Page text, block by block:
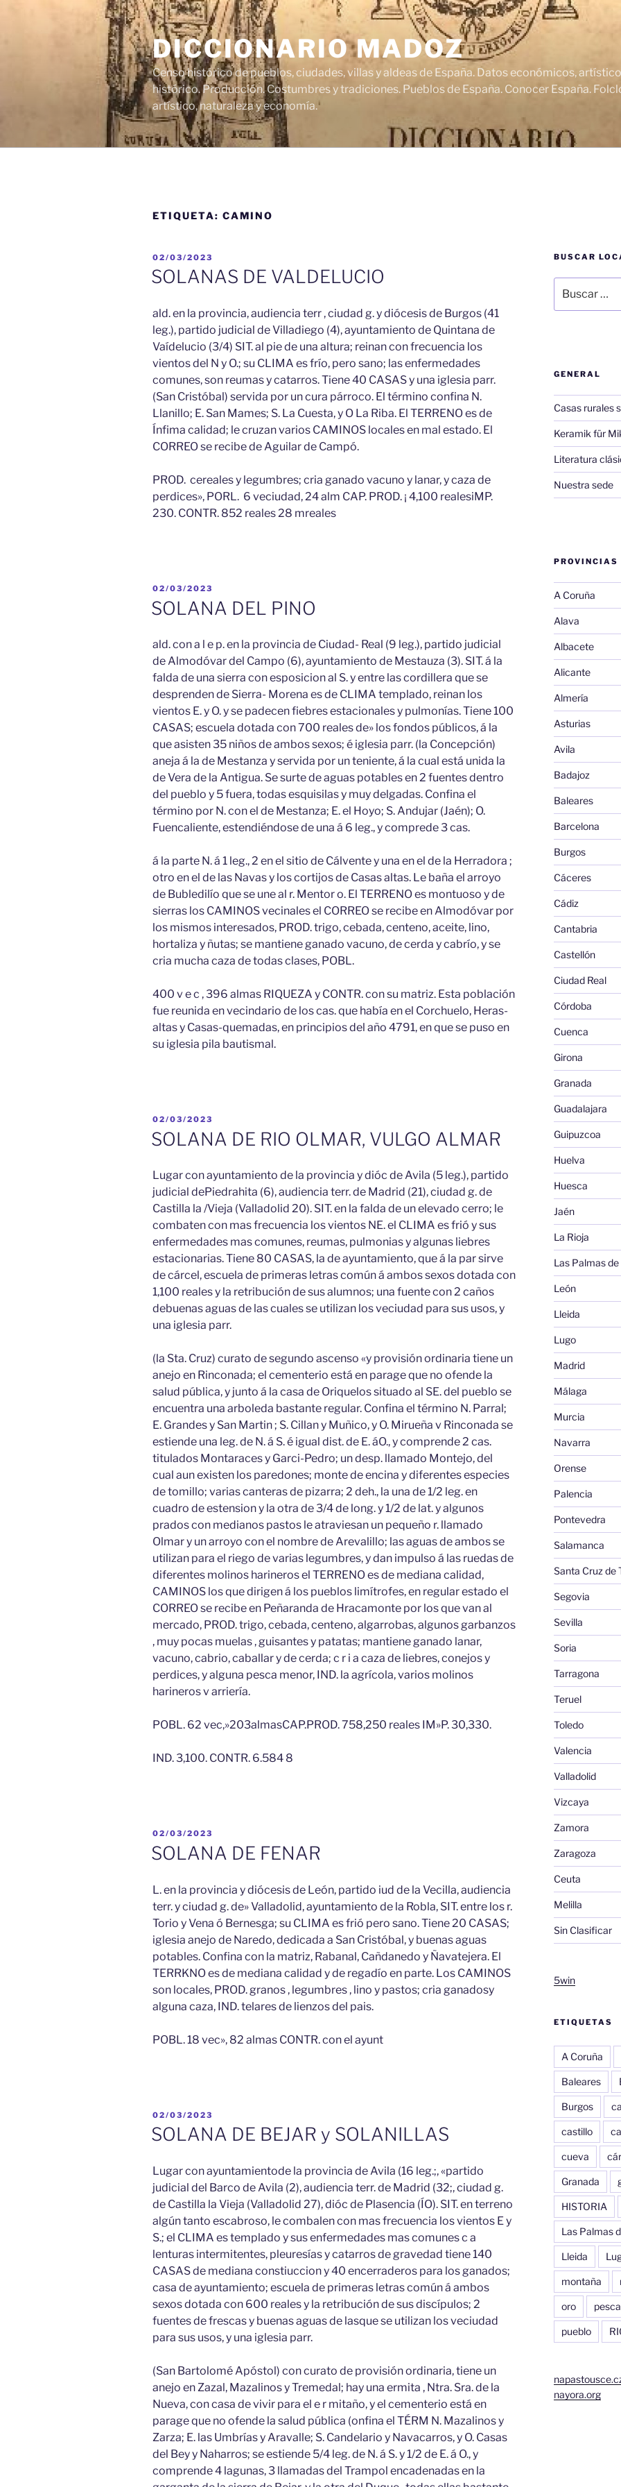
DICCIONARIO MADOZ
Censo histórico de pueblos, ciudades, villas y aldeas de España. Datos económicos,
histórico. Producción. Costumbres y tradiciones. Pueblos de España. Conocer España.
artístico, naturaleza y economía.
ETIQUETA: CAMINO
PUBLICADO
EL
02/03/2023
SOLANAS DE VALDELUCIO
ald. en la provincia, audiencia terr , ciudad g. y diócesis de Burgos (41
leg.), partido judicial de Villadiego (4), ayuntamiento de Quintana de
Vaídelucio (3/4) SIT. al pie de una altura; reinan con frecuencia los
vientos del N y O.; su CLIMA es frío, pero sano; las enfermedades
comunes, son reumas y catarros. Tiene 40 CASAS y una iglesia parr.
(San Cristóbal) servida por un cura párroco. El término confina N.
Llanillo; E. San Mames; S. La Cuesta, y O La Riba. El TERRENO es de
Ínfima calidad; le cruzan varios CAMINOS locales en mal estado. El
CORREO se recibe de Aguilar de Campó.
PROD. cereales y legumbres; cria ganado vacuno y lanar, y caza de
perdices», PORL. 6 veciudad, 24 alm CAP. PROD. ¡ 4,100 realesiMP.
230. CONTR. 852 reales 28 mreales
PUBLICADO
02/03/2023
SOLANA DEL PINO
ald. con a l e p. en la provincia de Ciudad- Real (9 leg.), partido judicial
de Almodóvar del Campo (6), ayuntamiento de Mestauza (3). SIT. á la
falda de una sierra con esposicion al S. y entre las cordillera que se
desprenden de Sierra- Morena es de CLIMA templado, reinan los
vientos E. y O. y se padecen fiebres estacionales y pulmonías. Tiene 100
CASAS; escuela dotada con 700 reales de» los fondos públicos, á la
que asisten 35 niños de ambos sexos; é iglesia parr. (la Concepción)
aneja á la de Mestanza y servida por un teniente, á la cual está unida la
de Vera de la Antigua. Se surte de aguas potables en 2 fuentes dentro
del pueblo y 5 fuera, todas esquisilas y muy delgadas. Confina el
término por N. con el de Mestanza; E. el Hoyo; S. Andujar (Jaén); O.
Fuencaliente, estendiéndose de una á 6 leg., y comprede 3 cas.
á la parte N. á 1 leg., 2 en el sitio de Cálvente y una en el de la Herradora ;
otro en el de las Navas y los cortijos de Casas altas. Le baña el arroyo
de Bubledilío que se une al r. Mentor o. El TERRENO es montuoso y de
sierras los CAMINOS vecinales el CORREO se recibe en Almodóvar por
los mismos interesados, PROD. trigo, cebada, centeno, aceite, lino,
hortaliza y ñutas; se mantiene ganado vacuno, de cerda y cabrío, y se
cria mucha caza de todas clases, POBL.
400 v e c , 396 almas RIQUEZA y CONTR. con su matriz. Esta población
fue reunida en vecindario de los cas. que había en el Corchuelo, Heras-
altas y Casas-quemadas, en principios del año 4791, en que se puso en
su iglesia pila bautismal.
PUBLICADO
EL
02/03/2023
SOLANA DE RIO OLMAR, VULGO ALMAR
Lugar con ayuntamiento de la provincia y dióc de Avila (5 leg.), partido
judicial dePiedrahita (6), audiencia terr. de Madrid (21), ciudad g. de
Castilla la /Vieja (Valladolid 20). SIT. en la falda de un elevado cerro; le
combaten con mas frecuencia los vientos NE. el CLIMA es frió y sus
enfermedades mas comunes, reumas, pulmonias y algunas liebres
estacionarias. Tiene 80 CASAS, la de ayuntamiento, que á la par sirve
de cárcel, escuela de primeras letras común á ambos sexos dotada con
1,100 reales y la retribución de sus alumnos; una fuente con 2 caños
debuenas aguas de las cuales se utilizan los veciudad para sus usos, y
una iglesia parr.
(la Sta. Cruz) curato de segundo ascenso «y provisión ordinaria tiene un
anejo en Rinconada; el cementerio está en parage que no ofende la
salud pública, y junto á la casa de Oriquelos situado al SE. del pueblo se
encuentra una arboleda bastante regular. Confina el término N. Parral;
E. Grandes y San Martin ; S. Cillan y Muñico, y O. Mirueña v Rinconada se
estiende una leg. de N. á S. é igual dist. de E. áO., y comprende 2 cas.
titulados Montaraces y Garci-Pedro; un desp. llamado Montejo, del
cual aun existen los paredones; monte de encina y diferentes especies
de tomillo; varias canteras de pizarra; 2 deh., la una de 1/2 leg. en
cuadro de estension y la otra de 3/4 de long. y 1/2 de lat. y algunos
prados con medianos pastos le atraviesan un pequeño r. llamado
Olmar y un arroyo con el nombre de Arevalillo; las aguas de ambos se
utilizan para el riego de varias legumbres, y dan impulso á las ruedas de
diferentes molinos harineros el TERRENO es de mediana calidad,
CAMINOS los que dirigen á los pueblos limítrofes, en regular estado el
CORREO se recibe en Peñaranda de Hracamonte por los que van al
mercado, PROD. trigo, cebada, centeno, algarrobas, algunos garbanzos
, muy pocas muelas , guisantes y patatas; mantiene ganado lanar,
vacuno, cabrio, caballar y de cerda; c r i a caza de liebres, conejos y
perdices, y alguna pesca menor, IND. la agrícola, varios molinos
harineros v arriería.
POBL. 62 vec,»203almasCAP.PROD. 758,250 reales IM»P. 30,330.
IND. 3,100. CONTR. 6.584 8
PUBLICADO
EL
02/03/2023
SOLANA DE FENAR
L. en la provincia y diócesis de León, partido iud de la Vecilla, audiencia
terr. y ciudad g. de» Valladolid, ayuntamiento de la Robla, SIT. entre los r.
Torio y Vena ó Bernesga; su CLIMA es frió pero sano. Tiene 20 CASAS;
iglesia anejo de Naredo, dedicada a San Cristóbal, y buenas aguas
potables. Confina con la matriz, Rabanal, Cañdanedo y Ñavatejera. El
TERRKNO es de mediana calidad y de regadío en parte. Los CAMINOS
son locales, PROD. granos , legumbres , lino y pastos; cria ganadosy
alguna caza, IND. telares de lienzos del pais.
POBL. 18 vec», 82 almas CONTR. con el ayunt
PUBLICADO
EL
02/03/2023
SOLANA DE BEJAR y SOLANILLAS
Lugar con ayuntamientode la provincia de Avila (16 leg.;, «partido
judicial del Barco de Avila (2), audiencia terr. de Madrid (32;, ciudad g.
de Castilla la Vieja (Valladolid 27), dióc de Plasencia (ÍO). SIT. en terreno
algún tanto escabroso, le combalen con mas frecuencia los vientos E y
S.; el CLIMA es templado y sus enfermedades mas comunes c a
lenturas intermitentes, pleuresías y catarros de gravedad tiene 140
CASAS de mediana constiuccion y 40 encerraderos para los ganados;
casa de ayuntamiento; escuela de primeras letras común á ambos
sexos dotada con 600 reales y la retribución de sus discípulos; 2
fuentes de frescas y buenas aguas de lasque se utilizan los veciudad
para sus usos, y una iglesia parr.
(San Bartolomé Apóstol) con curato de provisión ordinaria, tiene un
anejo en Zazal, Mazalinos y Tremedal; hay una ermita , Ntra. Sra. de la
Nueva, con casa de vivir para el e r mitaño, y el cementerio está en
parage que no ofende la salud pública (onfina el TÉRM N. Mazalinos y
Zarza; E. las Umbrías y Aravalle; S. Candelario y Navacarros, y O. Casas
del Bey y Naharros; se estiende 5/4 leg. de N. á S. y 1/2 de E. á O., y
comprende 4 lagunas, 3 llamadas del Trampol encadenadas en la
BUSCAR
por:
GENERAL
Casas rurales
Keramik für
Literatura
Nuestra sede
PROVINCIAS
A Coruña
Alava
Albacete
Alicante
Almería
Asturias
Avila
Badajoz
Baleares
Barcelona
Burgos
Cáceres
Cádiz
Cantabria
Castellón
Ciudad Real
Córdoba
Cuenca
Girona
Granada
Guadalajara
Guipuzcoa
Huelva
Huesca
Jaén
La Rioja
Las Palmas
León
Lleida
Lugo
Madrid
Málaga
Murcia
Navarra
Orense
Palencia
Pontevedra
Salamanca
Santa Cruz de
Segovia
Sevilla
Soria
Tarragona
Teruel
Toledo
Valencia
Valladolid
Vizcaya
Zamora
Zaragoza
Ceuta
Melilla
Sin Clasificar
5win
ETIQUETAS
A Coruña
Baleares
Burgos
castillo
cueva
Granada
HISTORIA
Las Palmas
Lleida
montaña
oro pesca
pueblo
nayora.org